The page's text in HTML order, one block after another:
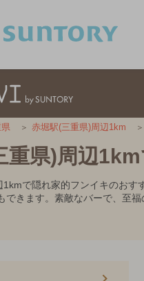
県 赤堀駅(三重県)周辺1km
重県)周辺
で隠れ家的フンイキのおす
できます。素敵なバーで、至福